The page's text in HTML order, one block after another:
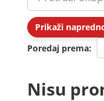
Prikaži
Poredaj prema
Nisu